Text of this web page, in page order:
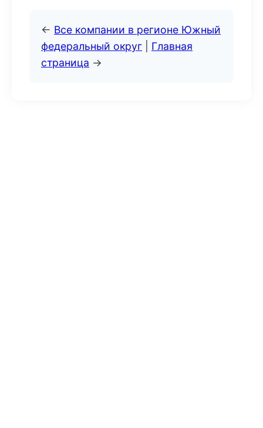
← Все компании в регионе Южный
федеральный округ
Главная
страница →